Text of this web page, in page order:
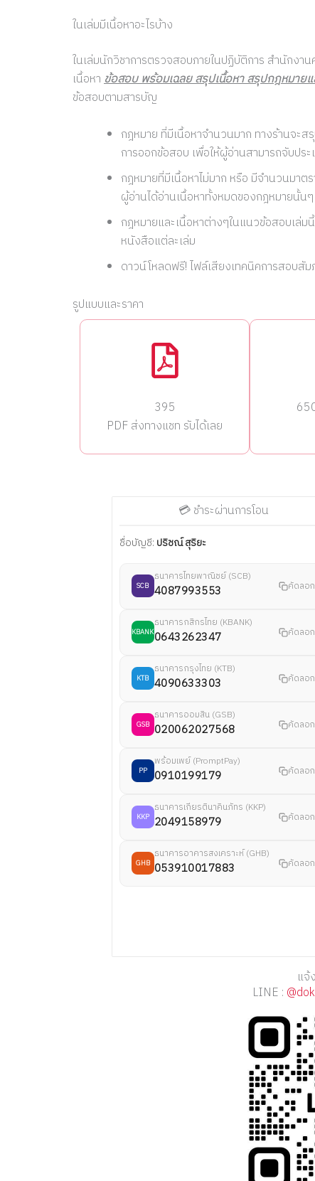
ในเล่มมีเนื้อหาอะไรบ้าง
ในเล่มนักวิชาการตรวจสอบภายในปฏิบัติการ สำนักง
เนื้อหาข้อสอบ พร้อมเฉลย สรุปเนื้อหา สรุปกฎหมาย
ข้อสอบตามสารบัญ
กฎหมาย ที่มีเนื้อหาจำนวนมาก ทางร้านจะ
การออกข้อสอบ เพื่อให้ผู้อ่านสามารถจับปร
กฎหมายที่มีเนื้อหาไม่มาก หรือ มีจำนวนมาต
ผู้อ่านได้อ่านเนื้อหาทั้งหมดของกฎหมายนั้นๆ
กฎหมายและเนื้อหาต่างๆในแนวข้อสอบเล่
หนังสือแต่ละเล่ม
ดาวน์โหลดฟรี! ไฟล์เสียงเทคนิคการสอบสั
รูปแบบและราคา
395
PDF ส่งทางแชท รับได้เลย
💳 ชำระผ่านการโอน
ชื่อบัญชี: ปริชณ์ สุริยะ
SCB
ธนาคารไทยพาณิชย์ (SCB)
4087993553 คัดลอก
KBANK
ธนาคารกสิกรไทย (KBANK)
0643262347 คัดลอก
KTB
ธนาคารกรุงไทย (KTB)
4090633303 คัดลอก
GSB
ธนาคารออมสิน (GSB)
020062027568 คัดลอก
PP
พร้อมเพย์ (PromptPay)
0910199179 คัดลอก
KKP
ธนาคารเกียรตินาคินภัทร (KKP)
2049158979 คัดลอก
GHB
ธนาคารอาคารสงเคราะห์ (GHB)
053910017883 คัดลอก
แจ้
LINE :